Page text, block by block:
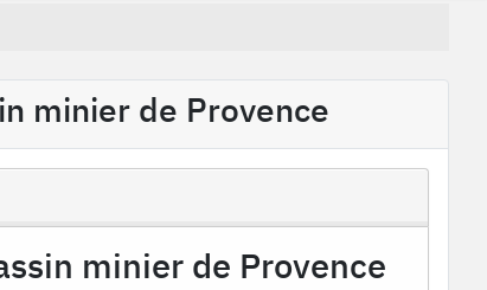
minier de Provence
minier de Provence